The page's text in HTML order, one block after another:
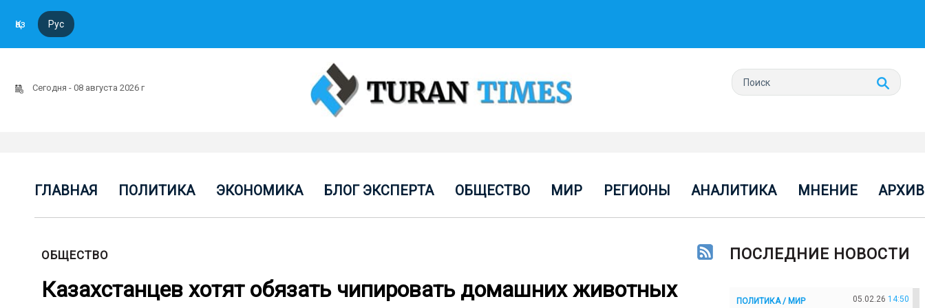
Қаз Рус
Сегодня - 08 августа 2026 г
ГЛАВНАЯ ПОЛИТИКА ЭКОНОМИКА БЛОГ ЭКСПЕРТА ОБЩЕСТВО МИР РЕГИОНЫ АНАЛИТИКА МНЕНИЕ АРХИВ
ОБЩЕСТВО
Казахстанцев хотят обязать чипировать домашних животных
ПОСЛЕДНИЕ НОВОСТИ
ПОЛИТИКА / МИР 05.02.26 14:50